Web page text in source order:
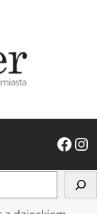
Facebook Instagram